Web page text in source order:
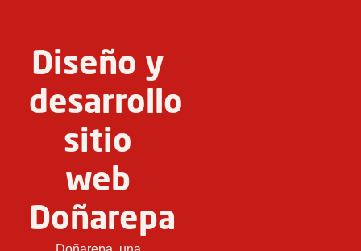
Diseño y
desarrollo
sitio
web
Doñarepa